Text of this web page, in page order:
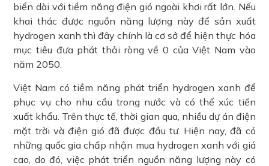
biển dài với tiềm năng điện gió ngoài khơi rất lớn. Nếu
khai thác được nguồn năng lượng này để sản xuất
hydrogen xanh thì đây chính là cơ sở để hiện thực hóa
mục tiêu đưa phát thải ròng về 0 của Việt Nam vào
năm 2050.
Việt Nam có tiềm năng phát triển hydrogen xanh để
phục vụ cho nhu cầu trong nước và có thể xúc tiến
xuất khẩu. Trên thực tế, thời gian qua, nhiều dự án điện
mặt trời và điện gió đã được đầu tư. Hiện nay, đã có
những quốc gia chấp nhận mua hydrogen xanh với giá
cao, do đó, việc phát triển nguồn năng lượng này có